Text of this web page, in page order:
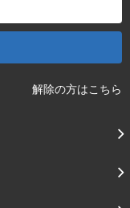
解除の方はこちら